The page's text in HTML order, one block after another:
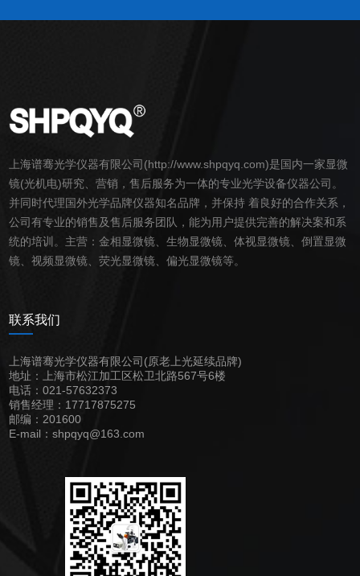
上海谱骞光学仪器有限公司(http://www.shpqyq.com)是国内一家显微
镜(光机电)研究、营销，售后服务为一体的专业光学设备仪器公司。
并同时代理国外光学品牌仪器知名品牌，并保持 着良好的合作关系，
公司有专业的销售及售后服务团队，能为用户提供完善的解决案和系
统的培训。主营： 金相显微镜、 生物显微镜、 体视显微镜、 倒置显微
镜、 视频显微镜、荧光显微镜、偏光显微镜等。
联系我们
上海谱骞光学仪器有限公司(原老上光延续品牌)
地址：上海市松江加工区松卫北路567号6楼
电话：021-57632373
销售经理：17717875275
邮编：201600
E-mail：shpqyq@163.com